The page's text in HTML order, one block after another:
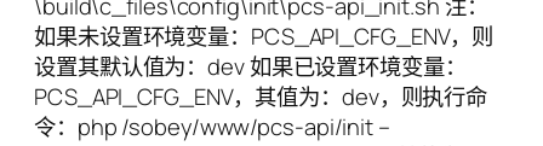
\build\c_files\config\init\pcs-api_init.sh 注：
如果未设置环境变量：PCS_API_CFG_ENV，则
设置其默认值为：dev 如果已设置环境变量：
PCS_API_CFG_ENV，其值为：dev，则执行命
令：php /sobey/www/pcs-api/init –